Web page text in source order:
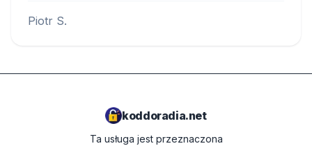
Piotr S.
koddoradia.net
Ta usługa jest przeznaczona